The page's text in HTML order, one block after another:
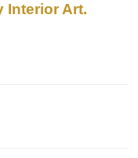
Interior Art